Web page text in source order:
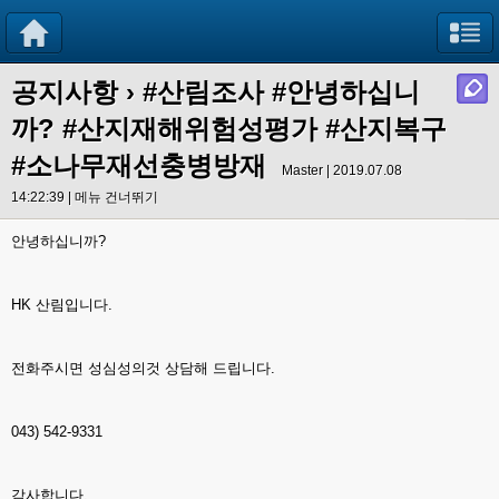
공지사항› #산림조사 #안녕하십니
까? #산지재해위험성평가 #산지복구
#소나무재선충병방재
Master | 2019.07.08
14:22:39 | 메뉴 건너뛰기
안녕하십니까?
HK 산림입니다.
전화주시면 성심성의것 상담해 드립니다.
043) 542-9331
감사합니다.